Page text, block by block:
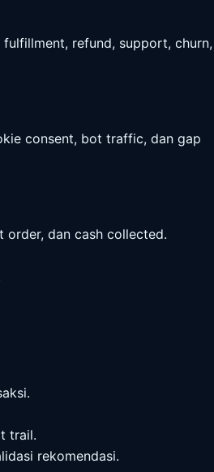
refund, support, churn,
consent, bot traffic, dan gap
order, dan cash collected.
trail.
rekomendasi.